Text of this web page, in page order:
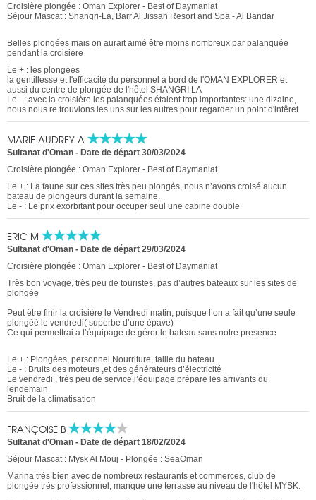
Croisière plongée : Oman Explorer - Best of Daymaniat
Séjour Mascat : Shangri-La, Barr Al Jissah Resort and Spa - Al Bandar
Belles plongées mais on aurait aimé être moins nombreux par palanquée
pendant la croisière
Le + : les plongées
la gentillesse et l'efficacité du personnel à bord de l'OMAN EXPLORER et
aussi du centre de plongée de l'hôtel SHANGRI LA
Le - : avec la croisière les palanquées étaient trop importantes: une dizaine,
nous nous re trouvions les uns sur les autres pour regarder un point d'intêret
MARIE AUDREY A
Sultanat d'Oman - Date de départ 30/03/2024
Croisière plongée : Oman Explorer - Best of Daymaniat
Le + : La faune sur ces sites très peu plongés, nous n’avons croisé aucun
bateau de plongeurs durant la semaine.
Le - : Le prix exorbitant pour occuper seul une cabine double
ERIC M
Sultanat d'Oman - Date de départ 29/03/2024
Croisière plongée : Oman Explorer - Best of Daymaniat
Très bon voyage, très peu de touristes, pas d’autres bateaux sur les sites de
plongée
Peut être finir la croisière le Vendredi matin, puisque l’on a fait qu’une seule
plongéé le vendredi( superbe d’une épave)
Ce qui permettrai a l’équipage de gérer le bateau sans notre presence
Le + : Plongées, personnel,Nourriture, taille du bateau
Le - : Bruits des moteurs ,et des générateurs d’électricité
Le vendredi , très peu de service,l’équipage prépare les arrivants du
lendemain
Bruit de la climatisation
FRANÇOISE B
Sultanat d'Oman - Date de départ 18/02/2024
Séjour Mascat : Mysk Al Mouj - Plongée : SeaOman
Marina très bien avec de nombreux restaurants et commerces, club de
plongée très professionnel, manque une terrasse au niveau de l'hôtel MYSK.